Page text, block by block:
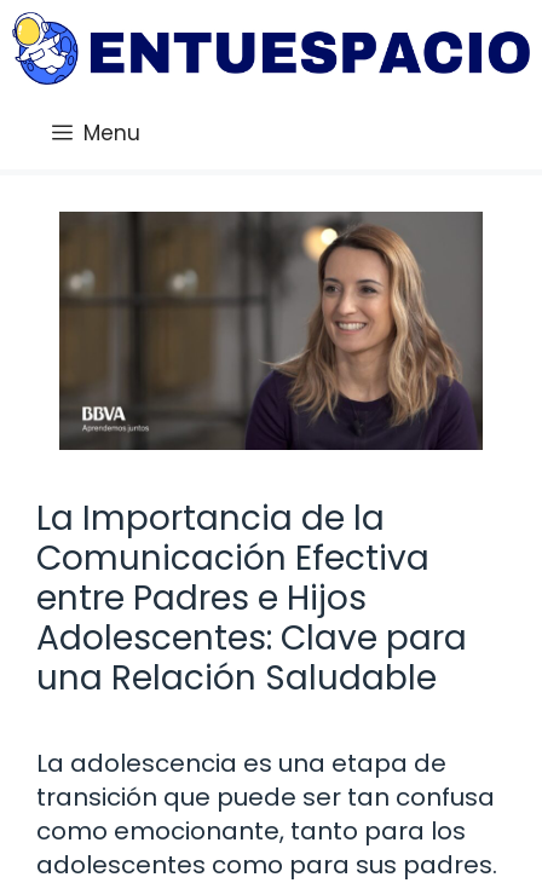
Saltar
al
contenido
Menu
La Importancia de la
Comunicación Efectiva
entre Padres e Hijos
Adolescentes: Clave para
una Relación Saludable
La adolescencia es una etapa de
transición que puede ser tan confusa
como emocionante, tanto para los
adolescentes como para sus padres.